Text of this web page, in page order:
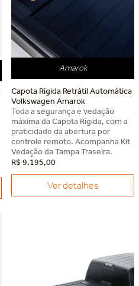
Amarok
Capota Rígida Retrátil Automática
Volkswagen Amarok
Toda a segurança e vedação
máxima da Capota Rígida, com a
praticidade da abertura por
controle remoto. Acompanha Kit
Vedação da Tampa Traseira.
R$ 9.195,00
Ver detalhes